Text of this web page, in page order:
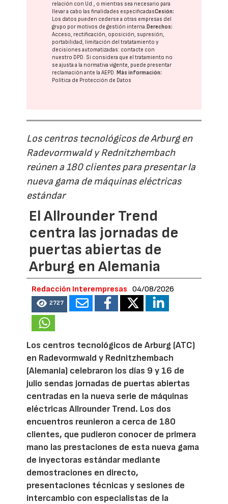
relación con Ud., o mientras sea necesario para
llevar a cabo las finalidades especificadasCesión:
Los datos pueden cederse a otras empresas del
grupo por motivos de gestión interna. Derechos:
Acceso, rectificación, oposición, supresión,
portabilidad, limitación del tratatamiento y
decisiones automatizadas: contacte con
nuestro DPD. Si considera que el tratamiento no
se ajusta a la normativa vigente, puede presentar
reclamación ante laAEPD. Más información:
Política de Protección de Datos
Los centros tecnológicos de Arburg en
Radevormwald y Rednitzhembach
reúnen a 180 clientes para presentar la
nueva gama de máquinas eléctricas
estándar
El Allrounder Trend
centra las jornadas de
puertas abiertas de
Arburg en Alemania
Redacción Interempresas 04/08/2026
2727
Los centros tecnológicos de Arburg (ATC)
en Radevormwald y Rednitzhembach
(Alemania) celebraron los días 9 y 16 de
julio sendas jornadas de puertas abiertas
centradas en la nueva serie de máquinas
eléctricas Allrounder Trend. Los dos
encuentros reunieron a cerca de 180
clientes, que pudieron conocer de primera
mano las prestaciones de esta nueva gama
de inyectoras estándar mediante
demostraciones en directo,
presentaciones técnicas y sesiones de
intercambio con especialistas de la